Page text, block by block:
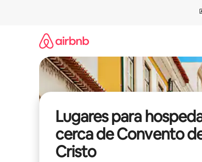
Lugares para
cerca de Convento
Cristo